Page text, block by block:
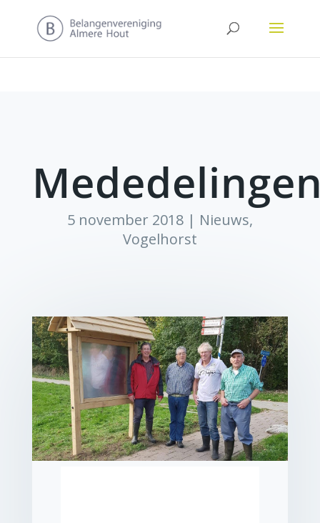
5 november 2018| Nieuws,
Vogelhorst